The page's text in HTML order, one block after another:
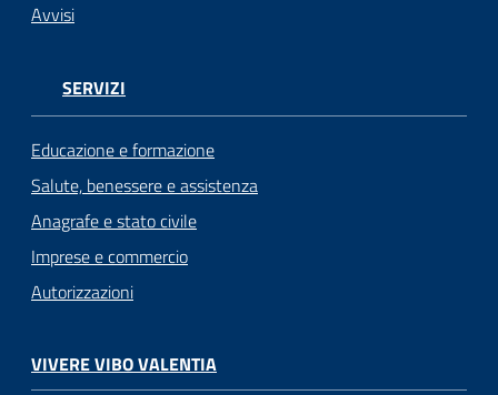
Avvisi
SERVIZI
Educazione e formazione
Salute, benessere e assistenza
Anagrafe e stato civile
Imprese e commercio
Autorizzazioni
VIVERE VIBO VALENTIA